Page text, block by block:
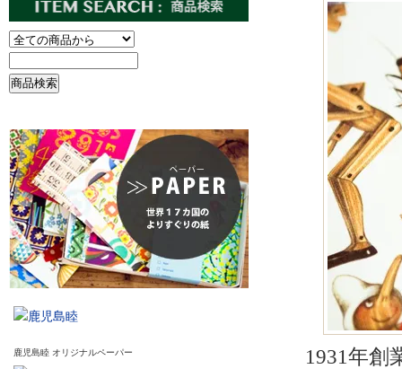
鹿児島睦 オリジナルペーパー
1931年創